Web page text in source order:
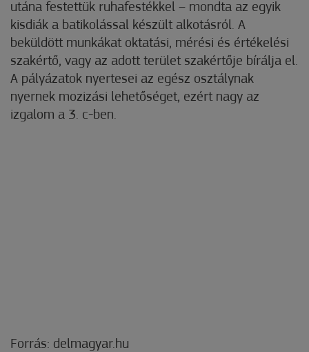
utána festettük ruhafestékkel – mondta az egyik
kisdiák a batikolással készült alkotásról. A
beküldött munkákat oktatási, mérési és értékelési
szakértő, vagy az adott terület szakértője bírálja el.
A pályázatok nyertesei az egész osztálynak
nyernek mozizási lehetőséget, ezért nagy az
izgalom a 3. c-ben.
Forrás: delmagyar.hu